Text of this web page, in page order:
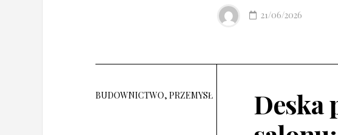
21/06/2026
BUDOWNICTWO, PRZEMYSŁ
Deska